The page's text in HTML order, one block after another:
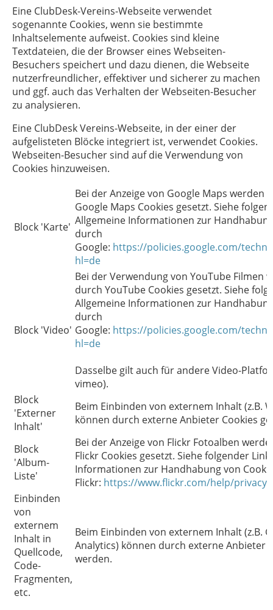
Eine ClubDesk-Vereins-Webseite verwendet
sogenannte Cookies, wenn sie bestimmte
Inhaltselemente aufweist. Cookies sind kleine
Textdateien, die der Browser eines Webseiten-
Besuchers speichert und dazu dienen, die Webseite
nutzerfreundlicher, effektiver und sicherer zu machen
und ggf. auch das Verhalten der Webseiten-Besucher
zu analysieren.
Eine ClubDesk Vereins-Webseite, in der einer der
aufgelisteten Blöcke integriert ist, verwendet Cookies.
Webseiten-Besucher sind auf die Verwendung von
Cookies hinzuweisen.
Block 'Karte'
Bei der Anzeige von Google Maps werden
Google Maps Cookies gesetzt. Siehe
Allgemeine Informationen zur
durch
Google: https://policies.google.com/
hl=de
Block 'Video'
Bei der Verwendung von YouTube Filmen
durch YouTube Cookies gesetzt. Siehe
Allgemeine Informationen zur
durch
Google: https://policies.google.com/
hl=de
Dasselbe gilt auch für andere Video-
vimeo).
Block
'Externer
Inhalt'
Beim Einbinden von externem Inhalt (z.B.
können durch externe Anbieter Cookies
Block
'Album-
Liste'
Bei der Anzeige von Flickr Fotoalben
Flickr Cookies gesetzt. Siehe folgender
Informationen zur Handhabung von
Flickr: https://www.flickr.com/help/privacy
Einbinden
von
externem
Inhalt in
Quellcode,
Code-
Fragmenten,
etc.
Beim Einbinden von externem Inhalt (z.B.
Analytics) können durch externe Anbieter
werden.